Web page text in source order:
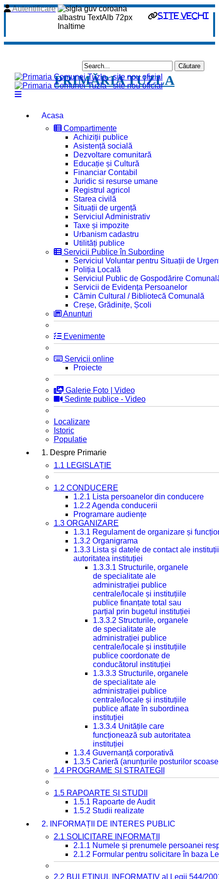
site vechi
Autentificare
PRIMĂRIA TUZLA
Acasa
Compartimente
Achiziții publice
Asistență socială
Dezvoltare comunitară
Educație și Cultură
Financiar Contabil
Juridic si resurse umane
Registrul agricol
Starea civilă
Situații de urgență
Serviciul Administrativ
Taxe și impozite
Urbanism cadastru
Utilități publice
Servicii Publice în Subordine
Serviciul Voluntar pentru Situații de
Poliția Locală
Serviciul Public de Gospodărire
Servicii de Evidența Persoanelor
Cămin Cultural / Bibliotecă Comunală
Creșe, Grădinițe, Școli
Anunțuri
Evenimente
Servicii online
Proiecte
Galerie Foto | Video
Sedinte publice - Video
Localizare
Istoric
Populatie
1. Despre Primarie
1.1 LEGISLAȚIE
1.2 CONDUCERE
1.2.1 Lista persoanelor din conducere
1.2.2 Agenda conducerii
Programare audiențe
1.3 ORGANIZARE
1.3.1 Regulament de organizare și
1.3.2 Organigrama
1.3.3 Lista și datele de contact ale
autoritatea instituției
1.3.3.1 Structurile, organele
de specialitate ale
administrației publice
centrale/locale și instituțiile
publice finanțate total sau
parțial prin bugetul instituției
1.3.3.2 Structurile, organele
de specialitate ale
administrației publice
centrale/locale și instituțiile
publice coordonate de
conducătorul instituției
1.3.3.3 Structurile, organele
de specialitate ale
administrației publice
centrale/locale și instituțiile
publice aflate în subordinea
instituției
1.3.3.4 Unitățile care
funcționează sub autoritatea
instituției
1.3.4 Guvernanță corporativă
1.3.5 Carieră (anunțurile posturilor
1.4 PROGRAME ȘI STRATEGII
1.5 RAPOARTE ȘI STUDII
1.5.1 Rapoarte de Audit
1.5.2 Studii realizate
2. INFORMAȚII DE INTERES PUBLIC
2.1 SOLICITARE INFORMAȚII
2.1.1 Numele și prenumele persoanei
2.1.2 Formular pentru solicitare în baza
2.2 BULETINUL INFORMATIV al Legii 544/